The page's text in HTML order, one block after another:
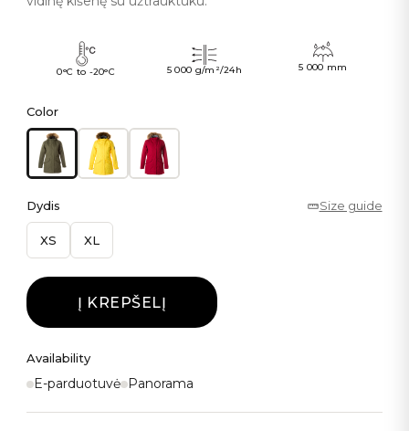
0°C to -20°C 5 000 g/m²/24h 5 000 mm
Color
Dydis Size guide
XS XL
Į KREPŠELĮ
Availability
E-parduotuvė Panorama